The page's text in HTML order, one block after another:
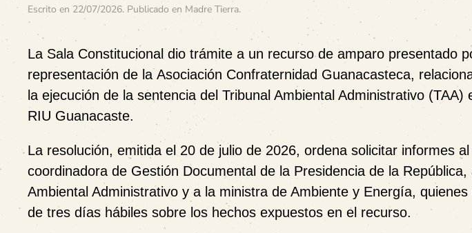
Escrito en 22/07/2026. Publicado en Madre Tierra.
La Sala Constitucional dio trámite a un recurso de amparo presentado
representación de la Asociación Confraternidad Guanacasteca,
la ejecución de la sentencia del Tribunal Ambiental Administrativo (TAA)
RIU Guanacaste.
La resolución, emitida el 20 de julio de 2026, ordena solicitar informes al
coordinadora de Gestión Documental de la Presidencia de la República,
Ambiental Administrativo y a la ministra de Ambiente y Energía,
de tres días hábiles sobre los hechos expuestos en el recurso.